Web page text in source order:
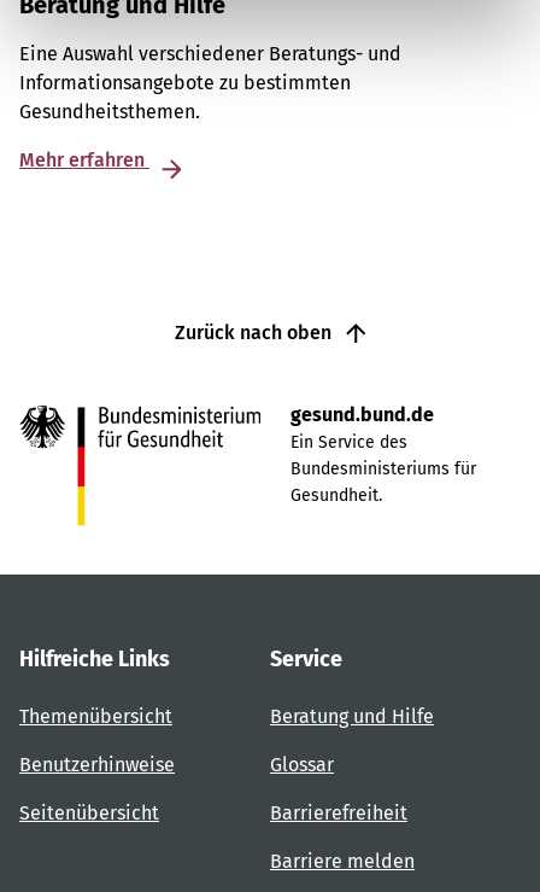
Eine Auswahl verschiedener Beratungs- und
Informationsangebote zu bestimmten
Gesundheitsthemen.
Mehr erfahren
Zurück nach oben
gesund.bund.de
Ein Service des
Bundesministeriums für
Gesundheit.
Hilfreiche Links
Themenübersicht
Benutzerhinweise
Seitenübersicht
Service
Beratung und Hilfe
Glossar
Barrierefreiheit
Barriere melden